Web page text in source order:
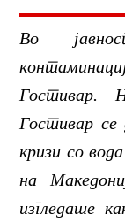
Во
Гостивар.
Гостивар се
кризи со
на
изгледаше